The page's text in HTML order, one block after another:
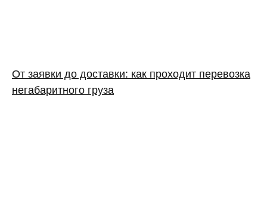
От заявки до доставки: как проходит перевозка
негабаритного груза